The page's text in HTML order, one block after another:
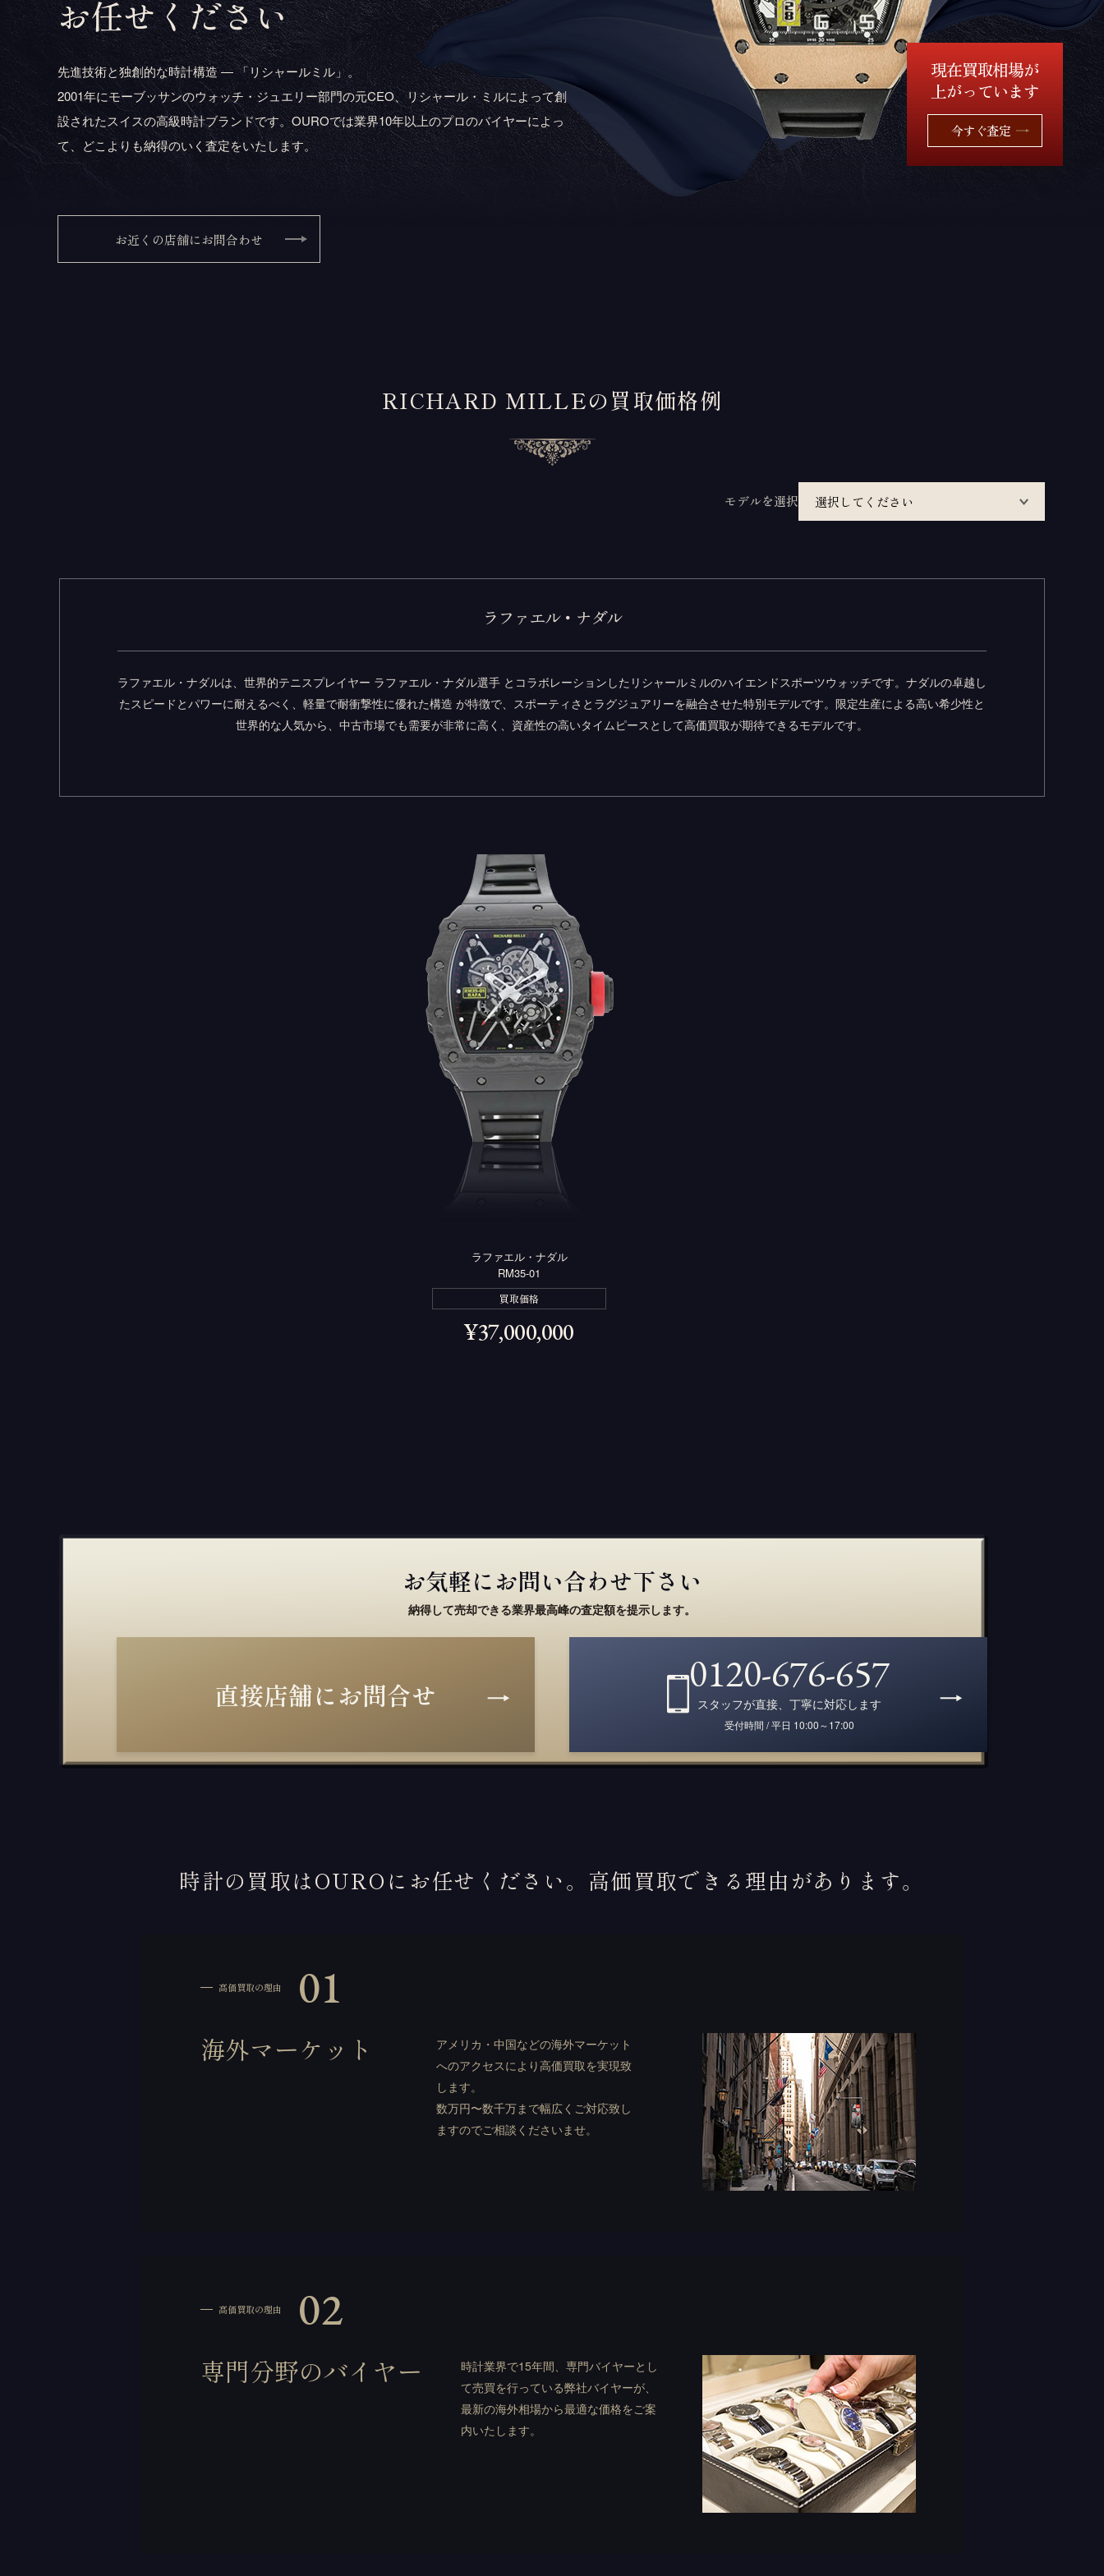
現在買取相場が
上がっています
今すぐ査定
お任せください
先進技術と独創的な時計構造 ― 「リシャールミル」。
2001年にモーブッサンのウォッチ・ジュエリー部門の元CEO、リシャール・ミルによって創
設されたスイスの高級時計ブランドです。OUROでは業界10年以上のプロのバイヤーによっ
て、どこよりも納得のいく査定をいたします。
お近くの店舗にお問合わせ
RICHARD MILLEの買取価格例
モデルを選択
ラファエル・ナダル
ラファエル・ナダルは、世界的テニスプレイヤー ラファエル・ナダル選手 とコラボレーションしたリシャールミルのハイエンドスポーツウォッチです。ナダルの卓越し
たスピードとパワーに耐えるべく、軽量で耐衝撃性に優れた構造 が特徴で、スポーティさとラグジュアリーを融合させた特別モデルです。限定生産による高い希少性と
世界的な人気から、中古市場でも需要が非常に高く、資産性の高いタイムピースとして高価買取が期待できるモデルです。
ラファエル・ナダル
RM35-01
買取価格
¥37,000,000
お気軽にお問い合わせ下さい
納得して売却できる業界最高峰の査定額を提示します。
直接店舗にお問合せ 0120-676-657
スタッフが直接、丁寧に対応します
受付時間 / 平日 10:00～17:00
時計の買取はOUROにお任せください。高価買取できる理由があります。
高価買取の理由 01
海外マーケット
アメリカ・中国などの海外マーケット
へのアクセスにより高価買取を実現致
します。
数万円〜数千万まで幅広くご対応致し
ますのでご相談くださいませ。
高価買取の理由 02
専門分野のバイヤー
時計業界で15年間、専門バイヤーとし
て売買を行っている弊社バイヤーが、
最新の海外相場から最適な価格をご案
内いたします。